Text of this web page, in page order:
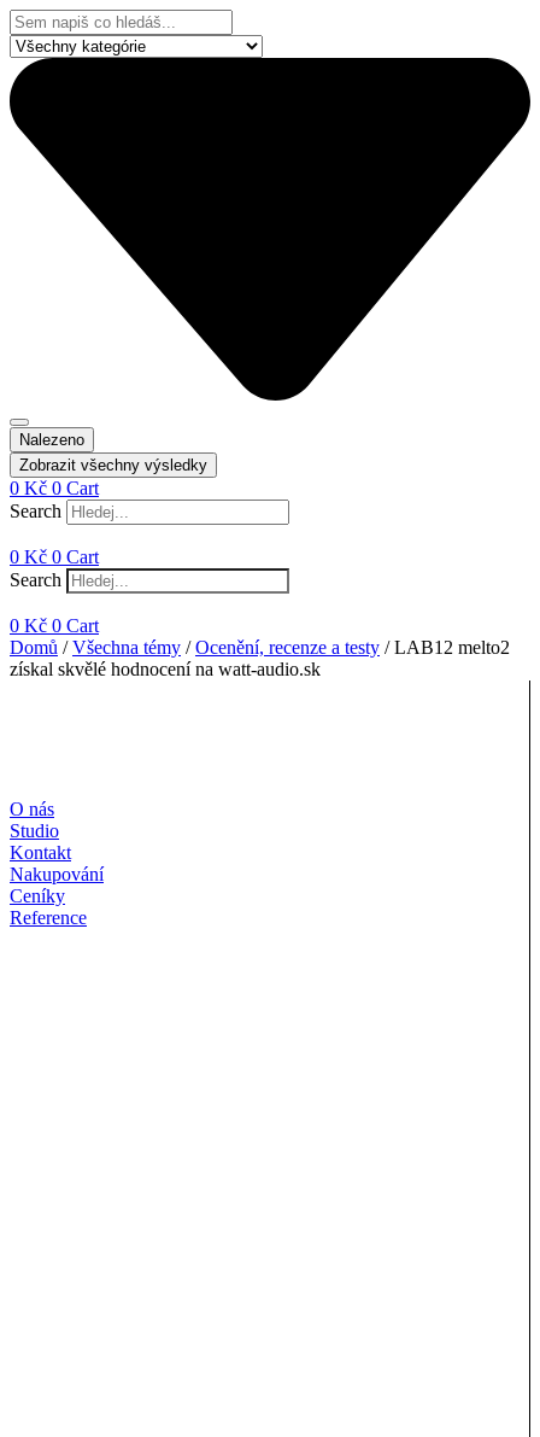
Přejít
k
obsahu
Search
...
Nalezeno
Zobrazit všechny výsledky
0 Kč 0 Cart
Search
0 Kč 0 Cart
Search
0 Kč 0 Cart
Domů /Všechna témy /Ocenění, recenze a testy / LAB12 melto2
získal skvělé hodnocení na watt-audio.sk
O nás
Studio
Kontakt
Nakupování
Ceníky
Reference